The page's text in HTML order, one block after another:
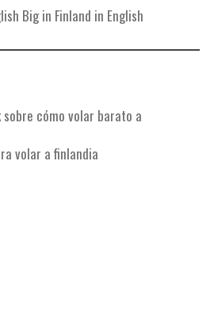
Big in Finland in English
cómo volar barato a